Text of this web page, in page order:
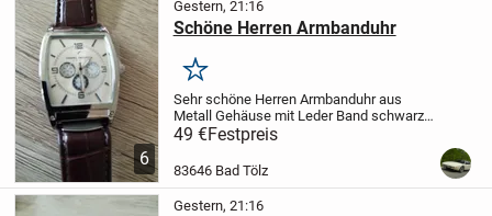
6
Gestern, 21:16
Schöne Herren Armbanduhr
Merken
Sehr schöne Herren Armbanduhr aus
Metall Gehäuse mit Leder Band schwarz
Länge ca 29 cm zu verkaufen Daniel
Hechter Versand bezahle ich
keine Haftung und auch keine
49 €Festpreis
83646 Bad Tölz
Gestern, 21:16